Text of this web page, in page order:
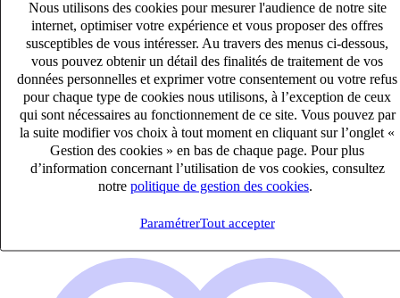
Nous utilisons des cookies pour mesurer l'audience de notre site
internet, optimiser votre expérience et vous proposer des offres
susceptibles de vous intéresser. Au travers des menus ci-dessous,
vous pouvez obtenir un détail des finalités de traitement de vos
données personnelles et exprimer votre consentement ou votre refus
pour chaque type de cookies nous utilisons, à l’exception de ceux
qui sont nécessaires au fonctionnement de ce site. Vous pouvez par
la suite modifier vos choix à tout moment en cliquant sur l’onglet «
Gestion des cookies » en bas de chaque page. Pour plus
d’information concernant l’utilisation de vos cookies, consultez
notre politique de gestion des cookies
ParamétrerTout accepter
AVOCAT DROIT SOCIAL (H/F)
CDI
80k – 90k €
PARIS, Paris (75008)
Publié le 10/08/2026
RH Juridique & Paie